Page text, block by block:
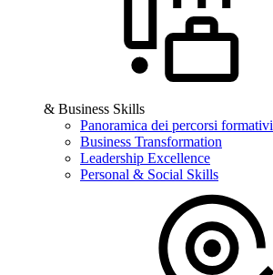
& Business Skills
Panoramica dei percorsi formativi
Business Transformation
Leadership Excellence
Personal & Social Skills